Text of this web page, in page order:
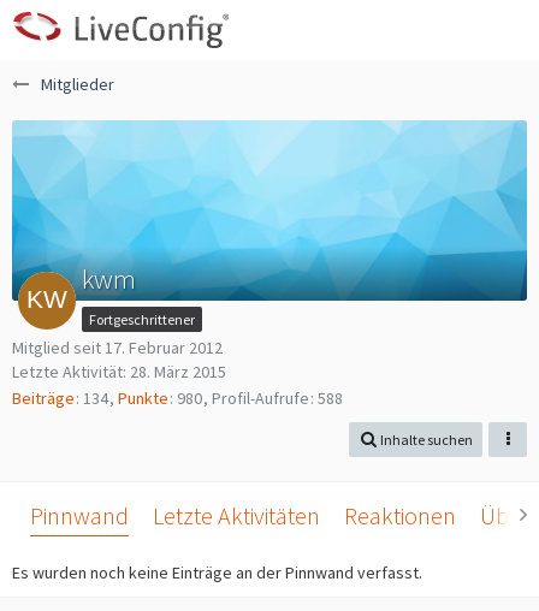
Mitglieder
kwm
Fortgeschrittener
Mitglied seit 17. Februar 2012
Letzte Aktivität: 28. März 2015
Beiträge 134 Punkte 980 Profil-Aufrufe 588
Inhalte suchen
Pinnwand Letzte Aktivitäten Reaktionen Über
Es wurden noch keine Einträge an der Pinnwand verfasst.